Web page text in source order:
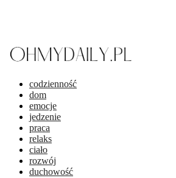
codzienność
dom
emocje
jedzenie
praca
relaks
ciało
rozwój
duchowość